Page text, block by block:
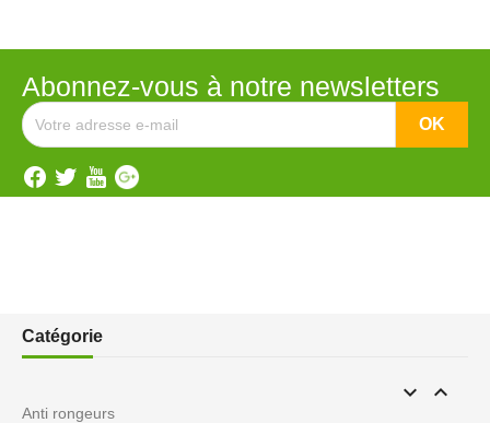
Abonnez-vous à notre newsletters
Catégorie
 
Anti rongeurs